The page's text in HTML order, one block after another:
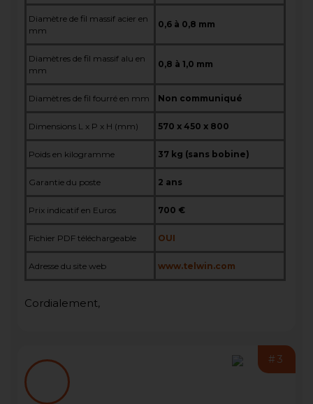
Diamètre de fil massif acier en
mm
0,6 à 0,8 mm
Diamètres de fil massif alu en
mm
0,8 à 1,0 mm
Diamètres de fil fourré en mm Non communiqué
Dimensions L x P x H (mm) 570 x 450 x 800
Poids en kilogramme 37 kg (sans bobine)
Garantie du poste 2 ans
Prix indicatif en Euros 700 €
Fichier PDF téléchargeable OUI
Adresse du site web www.telwin.com
Cordialement,
#3